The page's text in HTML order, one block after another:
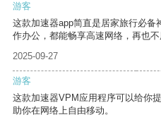
游客
这款加速器app简直是居家旅行必
作办公，都能畅享高速网络，再也不
2025-09-27
游客
这款加速器VPM应用程序可以给你
助你在网络上自由移动。